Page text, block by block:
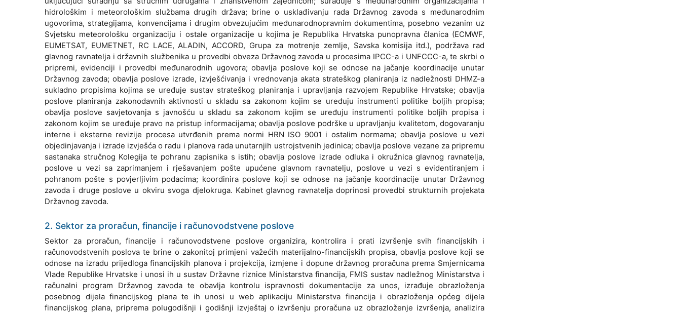
hidrološkim i meteorološkim službama drugih država; brine o usklađivanju rada Državnog zavoda s međunarodnim
ugovorima, strategijama, konvencijama i drugim obvezujućim međunarodnopravnim dokumentima, posebno vezanim uz
Svjetsku meteorološku organizaciju i ostale organizacije u kojima je Republika Hrvatska punopravna članica (ECMWF,
EUMETSAT, EUMETNET, RC LACE, ALADIN, ACCORD, Grupa za motrenje zemlje, Savska komisija itd.), podržava rad
glavnog ravnatelja i državnih službenika u provedbi obveza Državnog zavoda u procesima IPCC-a i UNFCCC-a, te skrbi o
pripremi, evidenciji i provedbi međunarodnih ugovora; obavlja poslove koji se odnose na jačanje koordinacije unutar
Državnog zavoda; obavlja poslove izrade, izvješćivanja i vrednovanja akata strateškog planiranja iz nadležnosti DHMZ-a
sukladno propisima kojima se uređuje sustav strateškog planiranja i upravljanja razvojem Republike Hrvatske; obavlja
poslove planiranja zakonodavnih aktivnosti u skladu sa zakonom kojim se uređuju instrumenti politike boljih propisa;
obavlja poslove savjetovanja s javnošću u skladu sa zakonom kojim se uređuju instrumenti politike boljih propisa i
zakonom kojim se uređuje pravo na pristup informacijama; obavlja poslove podrške u upravljanju kvalitetom, dogovaranju
interne i eksterne revizije procesa utvrđenih prema normi HRN ISO 9001 i ostalim normama; obavlja poslove u vezi
objedinjavanja i izrade izvješća o radu i planova rada unutarnjih ustrojstvenih jedinica; obavlja poslove vezane za pripremu
sastanaka stručnog Kolegija te pohranu zapisnika s istih; obavlja poslove izrade odluka i okružnica glavnog ravnatelja,
poslove u vezi sa zaprimanjem i rješavanjem pošte upućene glavnom ravnatelju, poslove u vezi s evidentiranjem i
pohranom pošte s povjerljivim podacima; koordinira poslove koji se odnose na jačanje koordinacije unutar Državnog
zavoda i druge poslove u okviru svoga djelokruga. Kabinet glavnog ravnatelja doprinosi provedbi strukturnih projekata
Državnog zavoda.
2. Sektor za proračun, financije i računovodstvene poslove
Sektor za proračun, financije i računovodstvene poslove organizira, kontrolira i prati izvršenje svih financijskih i
računovodstvenih poslova te brine o zakonitoj primjeni važećih materijalno-financijskih propisa, obavlja poslove koji se
odnose na izradu prijedloga financijskih planova i projekcija, izmjene i dopune državnog proračuna prema Smjernicama
Vlade Republike Hrvatske i unosi ih u sustav Državne riznice Ministarstva financija, FMIS sustav nadležnog Ministarstva i
računalni program Državnog zavoda te obavlja kontrolu ispravnosti dokumentacije za unos, izrađuje obrazloženja
posebnog dijela financijskog plana te ih unosi u web aplikaciju Ministarstva financija i obrazloženja općeg dijela
financijskog plana, priprema polugodišnji i godišnji izvještaj o izvršenju proračuna uz obrazloženje izvršenja, analizira